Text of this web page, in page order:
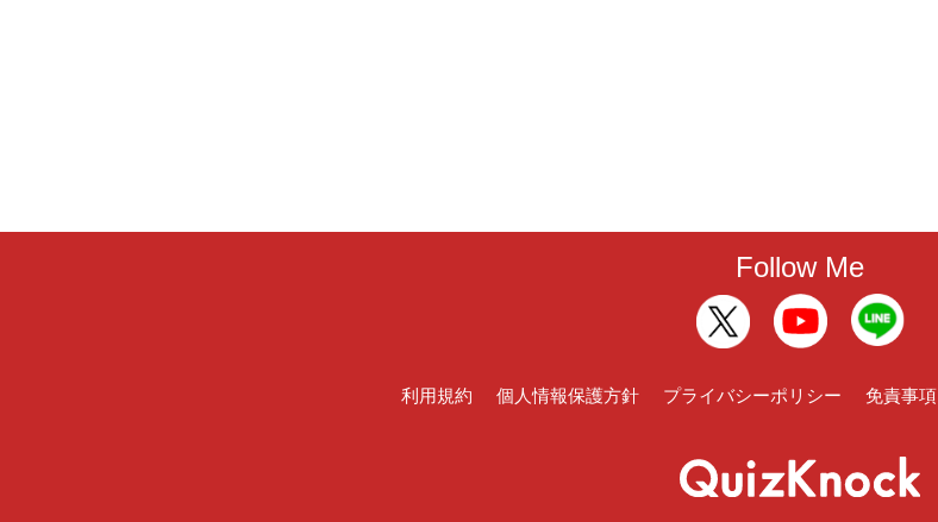
Follow Me
利用規約 個人情報保護方針 プライバシーポリシー 免責事項